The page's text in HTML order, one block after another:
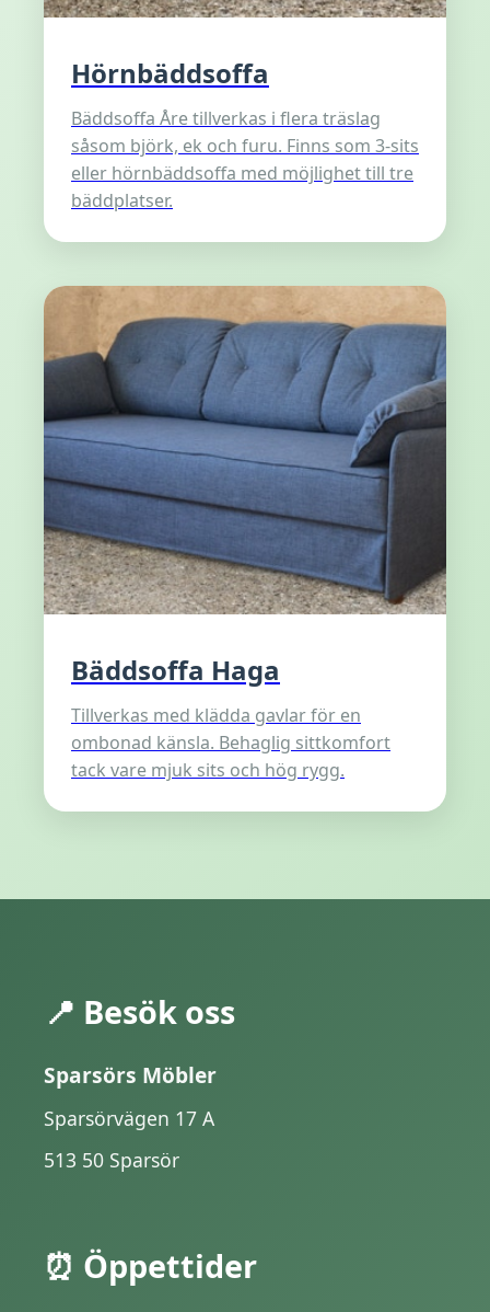
Hörnbäddsoffa
Bäddsoffa Åre tillverkas i flera träslag
såsom björk, ek och furu. Finns som 3-sits
eller hörnbäddsoffa med möjlighet till tre
bäddplatser.
Bäddsoffa Haga
Tillverkas med klädda gavlar för en
ombonad känsla. Behaglig sittkomfort
tack vare mjuk sits och hög rygg.
📍 Besök oss
Sparsörs Möbler
Sparsörvägen 17 A
513 50 Sparsör
⏰ Öppettider